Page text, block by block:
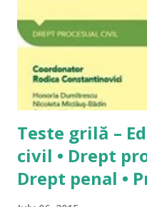
blog. Întrebarea este
față încercarea unui
tocmai în acest moment
”principal” de pregătire
este reală, însă nu...
Teste grilă –
civil • Drept
Drept penal •